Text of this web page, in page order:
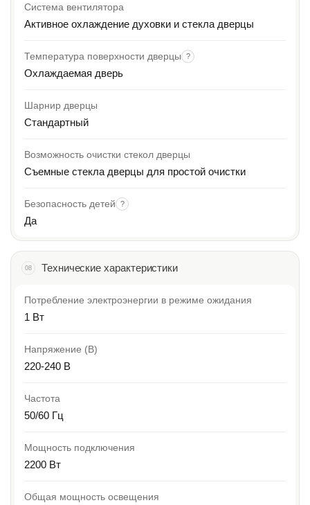
Система вентилятора
Активное охлаждение духовки и стекла дверцы
Температура поверхности дверцы ?
Охлаждаемая дверь
Шарнир дверцы
Стандартный
Возможность очистки стекол дверцы
Съемные стекла дверцы для простой очистки
Безопасность детей ?
Да
08 Технические характеристики
Потребление электроэнергии в режиме ожидания
1 Вт
Напряжение (В)
220-240 B
Частота
50/60 Гц
Мощность подключения
2200 Вт
Общая мощность освещения